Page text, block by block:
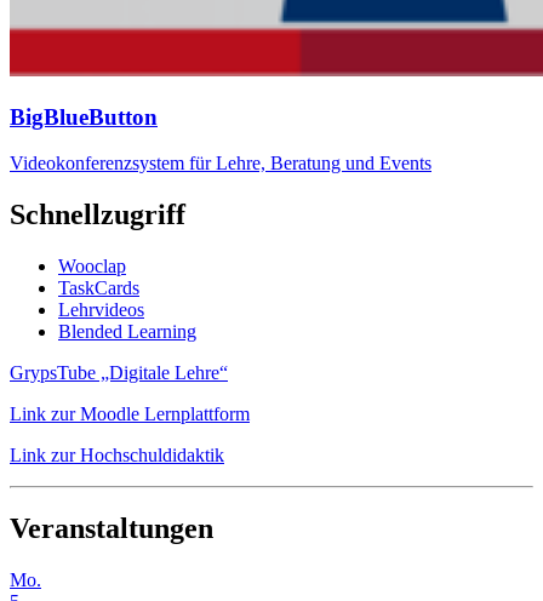
BigBlueButton
Videokonferenzsystem für Lehre, Beratung und Events
Schnellzugriff
Wooclap
TaskCards
Lehrvideos
Blended Learning
GrypsTube „Digitale Lehre“
Link zur Moodle Lernplattform
Link zur Hochschuldidaktik
Veranstaltungen
Mo.